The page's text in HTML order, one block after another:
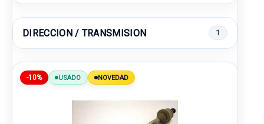
DIRECCION / TRANSMISION 1
-10% USADO NOVEDAD